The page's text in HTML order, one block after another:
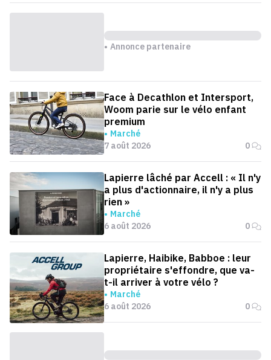
Annonce partenaire
Face à Decathlon et Intersport,
Woom parie sur le vélo enfant
premium
Marché
7 août 2026
0
Lapierre lâché par Accell : « Il n'y
a plus d'actionnaire, il n'y a plus
rien »
Marché
6 août 2026
0
Lapierre, Haibike, Babboe : leur
propriétaire s'effondre, que va-
t-il arriver à votre vélo ?
Marché
6 août 2026
0